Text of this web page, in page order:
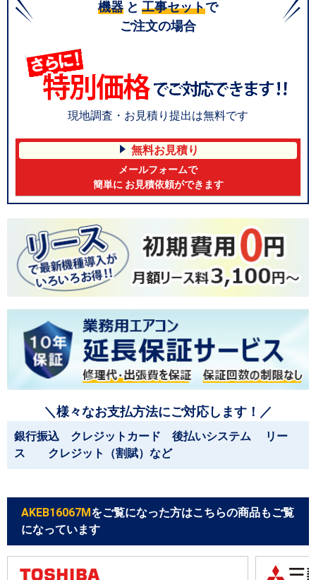
機器 と 工事セットで
ご注文の場合
現地調査・お見積り提出は無料です
無料お見積り
メールフォームで
簡単に お見積依頼ができます
＼様々なお支払方法にご対応します！／
銀行振込 クレジットカード 後払いシステム リー
ス クレジット（割賦）など
AKEB16067M をご覧になった方はこちらの商品もご覧
になっています